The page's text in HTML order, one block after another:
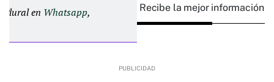
Plural en Whatsapp, Recibe la mejor información